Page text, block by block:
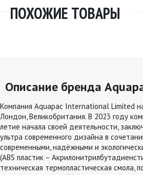
ПОХОЖИЕ ТОВАРЫ
Описание бренда
Компания Aquapac International Limited
Лондон, Великобритания. В 2023 году
летие начала своей деятельности,
ультра современного дизайна в
современными, надёжными и
(ABS пластик –
техническая термопластическая смола,